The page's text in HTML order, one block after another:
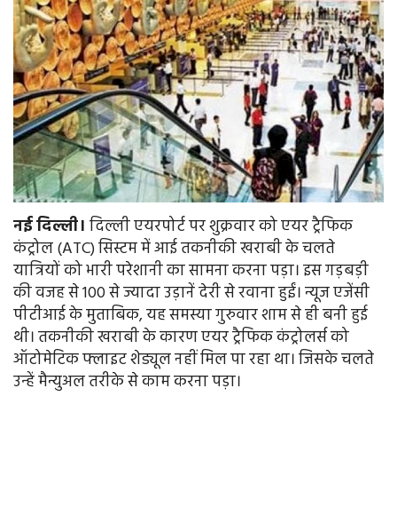
नईदिल्ली। दिल्ली एयरपोर्ट पर शुक्रवार को एयर ट्रैफिक
कंट्रोल (ATC) सिस्टम में आई तकनीकी खराबी के चलते
यात्रियों को भारी परेशानी का सामना करना पड़ा। इस गड़बड़ी
की वजह से 100 से ज्यादा उड़ानें देरी से रवाना हुईं। न्यूज एजेंसी
पीटीआई के मुताबिक, यह समस्या गुरुवार शाम से ही बनी हुई
थी। तकनीकी खराबी के कारण एयर ट्रैफिक कंट्रोलर्स को
ऑटोमेटिक फ्लाइट शेड्यूल नहीं मिल पा रहा था। जिसके चलते
उन्हें मैन्युअल तरीके से काम करना पड़ा।